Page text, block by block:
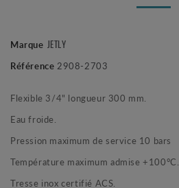
Marque JETLY
Référence 2908-2703
Flexible 3/4" longueur 300 mm.
Eau froide.
Pression maximum de service 10 bars
Température maximum admise +100°C.
Tresse inox certifié ACS.